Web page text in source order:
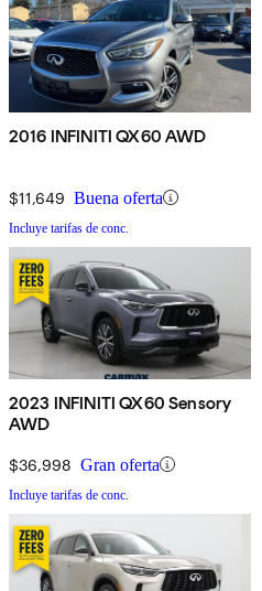
2016 INFINITI QX60 AWD
$11,649 Buena oferta
Incluye tarifas de conc.
2023 INFINITI QX60 Sensory
AWD
$36,998 Gran oferta
Incluye tarifas de conc.